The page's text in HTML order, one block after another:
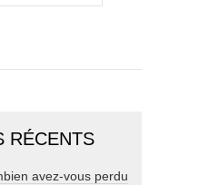
RÉCENTS
avez-vous perdu